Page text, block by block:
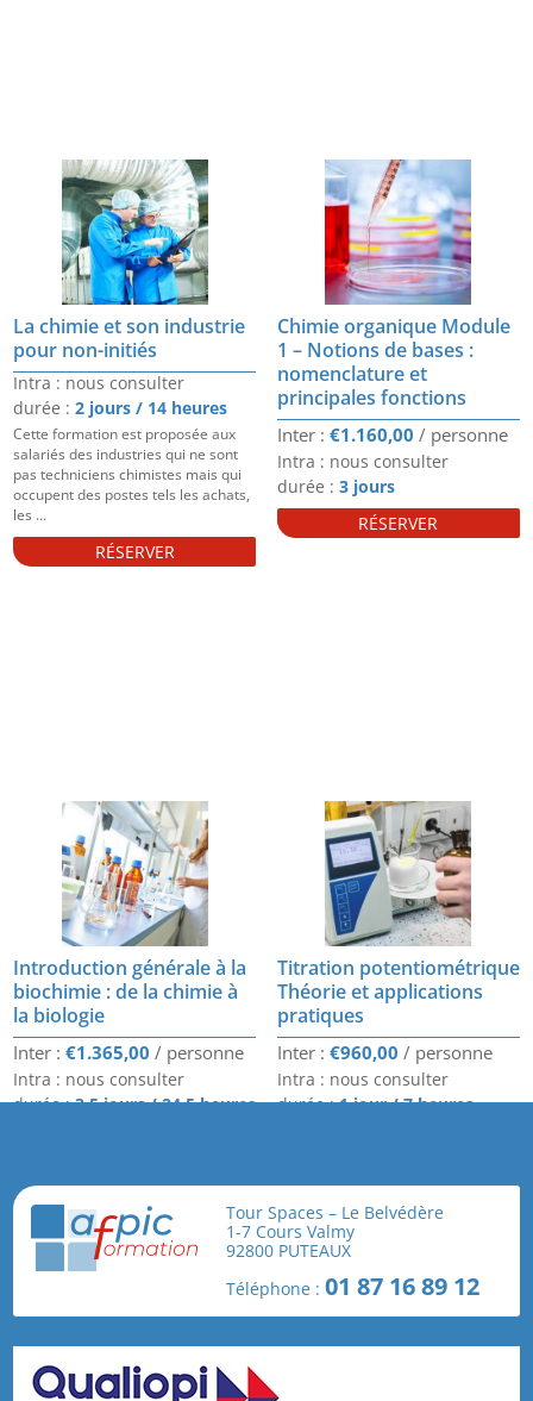
La chimie et son industrie
pour non-initiés
Intra : nous consulter
durée :2 jours / 14 heures
Cette formation est proposée aux
salariés des industries qui ne sont
pas techniciens chimistes mais qui
occupent des postes tels les achats,
les ...
RÉSERVER
Chimie organique Module
1 – Notions de bases :
nomenclature et
principales fonctions
€1.160,00
Intra : nous consulter
durée : 3 jours
RÉSERVER
Introduction générale à la
biochimie : de la chimie à
la biologie
€1.365,00
Intra : nous consulter
durée :3,5 jours / 24,5 heures
Titration potentiométrique
Théorie et applications
pratiques
€960,00
Intra : nous consulter
durée :1 jour / 7 heures
Tour Spaces – Le Belvédère
1-7 Cours Valmy
92800 PUTEAUX
Téléphone :01 87 16 89 12